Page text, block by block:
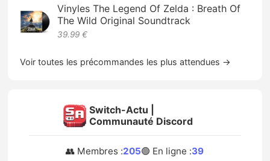
Vinyles The Legend Of Zelda : Breath Of
The Wild Original Soundtrack
39.99 €
Voir toutes les précommandes les plus attendues →
Switch-Actu |
Communauté Discord
👥 Membres :205🟢 En ligne :39